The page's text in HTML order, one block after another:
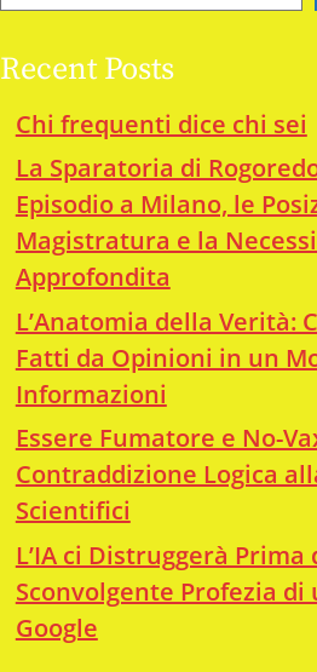
Recent Posts
Chi frequenti dice chi sei
La Sparatoria di
Episodio a Milano, le
Magistratura e la
Approfondita
L’Anatomia della Verità:
Fatti da Opinioni in un
Informazioni
Essere Fumatore e No-
Contraddizione Logica
Scientifici
L’IA ci Distruggerà Prima
Sconvolgente Profezia di
Google